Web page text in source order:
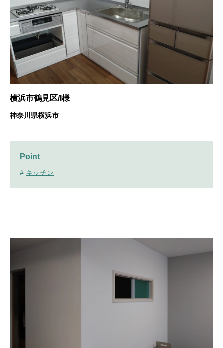
横浜市鶴見区/I様
神奈川県横浜市
Point
# キッチン